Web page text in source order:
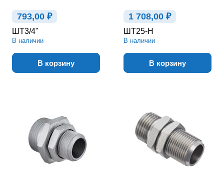
793,00 ₽
ШТ3/4"
В наличии
В корзину
1 708,00 ₽
ШТ25-Н
В наличии
В корзину